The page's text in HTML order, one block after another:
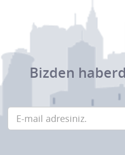
Basın Yayın Dernekleri
Basın Yayın Kuruluşları
Binicilik Kursu
Böcek ilacı Ve Zehir
Butik Otel
Bizden